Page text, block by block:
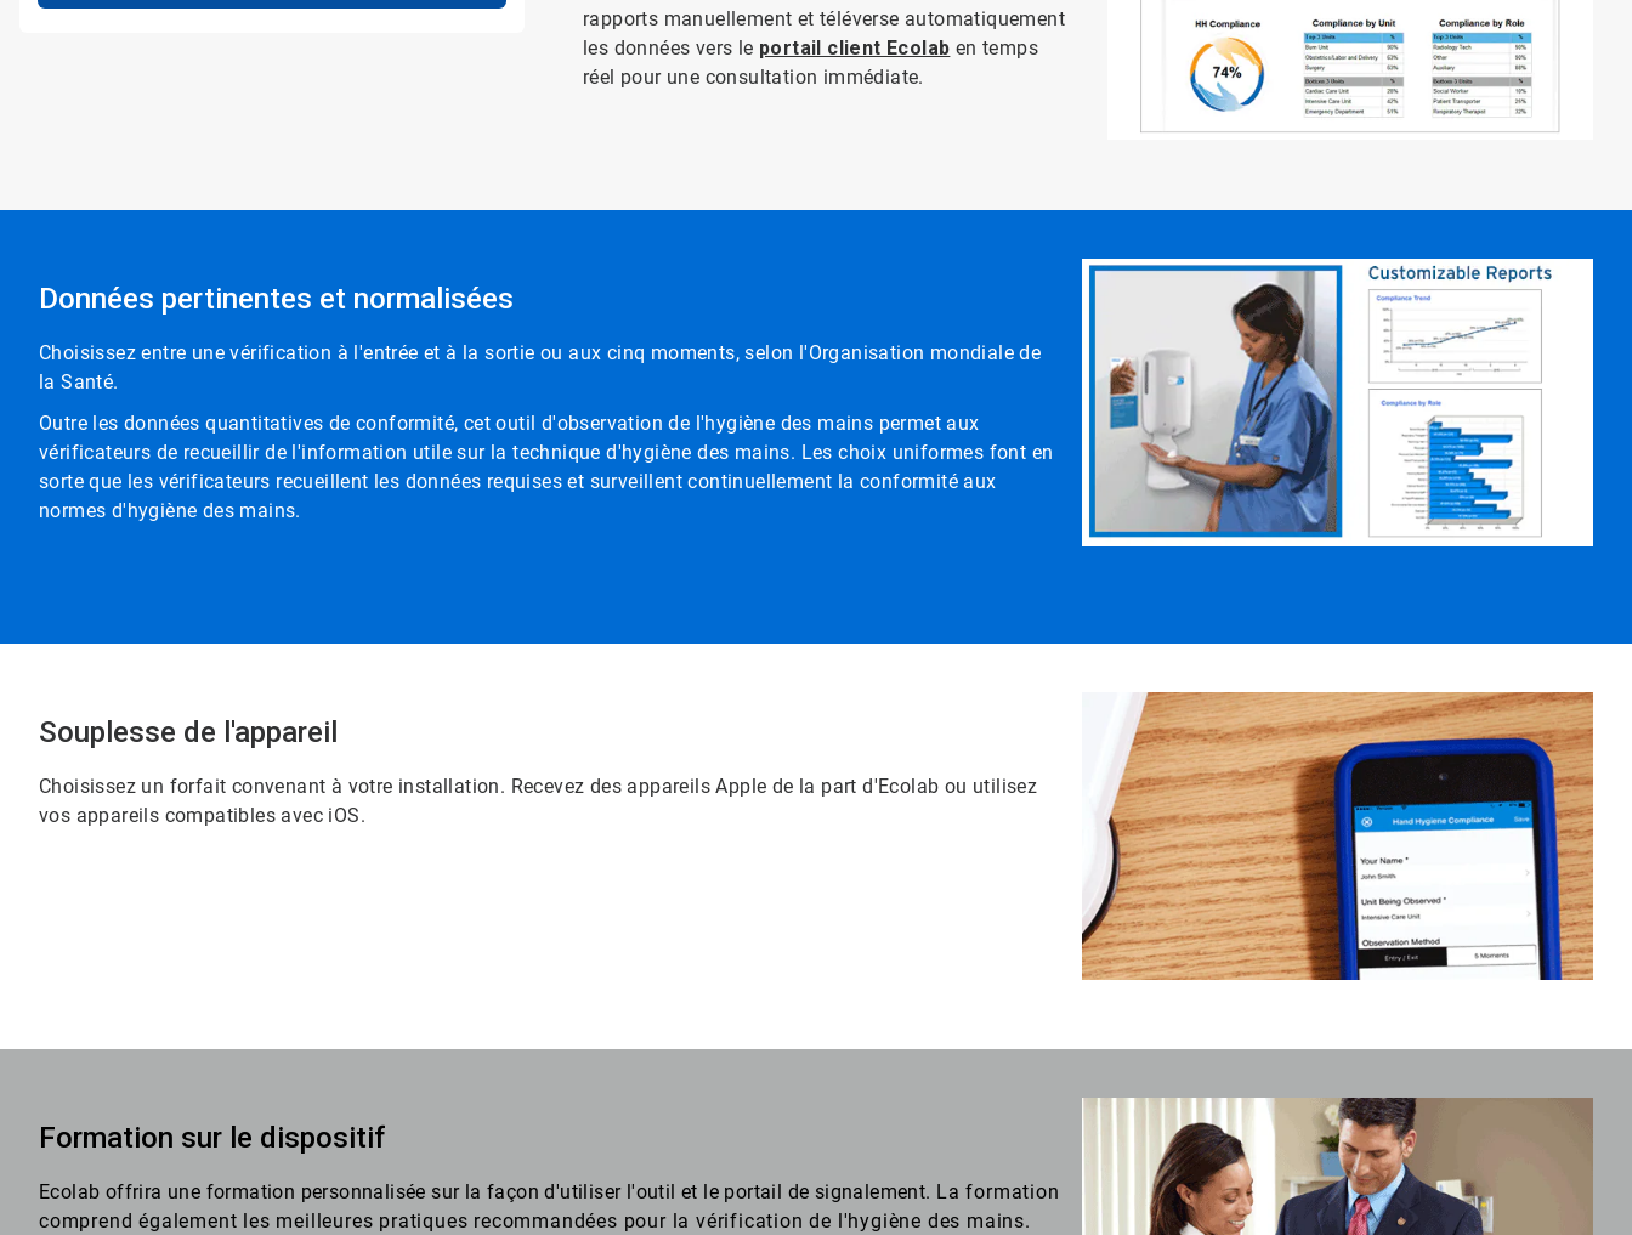
rapports manuellement et téléverse automatiquement
les données vers le portail client Ecolab en temps
réel pour une consultation immédiate.
Données pertinentes et normalisées
Choisissez entre une vérification à l'entrée et à la sortie ou aux cinq moments, selon l'Organisation mondiale de
la Santé.
Outre les données quantitatives de conformité, cet outil d'observation de l'hygiène des mains permet aux
vérificateurs de recueillir de l'information utile sur la technique d'hygiène des mains. Les choix uniformes font en
sorte que les vérificateurs recueillent les données requises et surveillent continuellement la conformité aux
normes d'hygiène des mains.
Souplesse de l'appareil
Choisissez un forfait convenant à votre installation. Recevez des appareils Apple de la part d'Ecolab ou utilisez
vos appareils compatibles avec iOS.
Formation sur le dispositif
Ecolab offrira une formation personnalisée sur la façon d'utiliser l'outil et le portail de signalement. La formation
comprend également les meilleures pratiques recommandées pour la vérification de l'hygiène des mains.